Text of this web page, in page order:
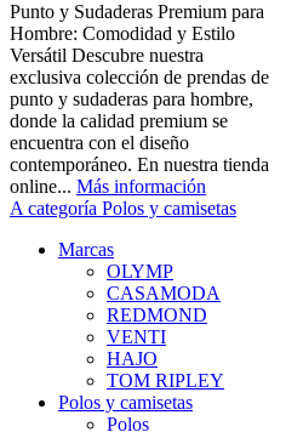
Punto y Sudaderas Premium para
Hombre: Comodidad y Estilo
Versátil Descubre nuestra
exclusiva colección de prendas de
punto y sudaderas para hombre,
donde la calidad premium se
encuentra con el diseño
contemporáneo. En nuestra tienda
online... Más información
A categoría Polos y camisetas
Marcas
OLYMP
CASAMODA
REDMOND
VENTI
HAJO
TOM RIPLEY
Polos y camisetas
Polos